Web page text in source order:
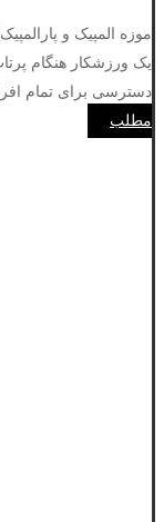
موزه المپیک و
یک ورزشکار هنگام
دسترسی برای تمام
مطلب